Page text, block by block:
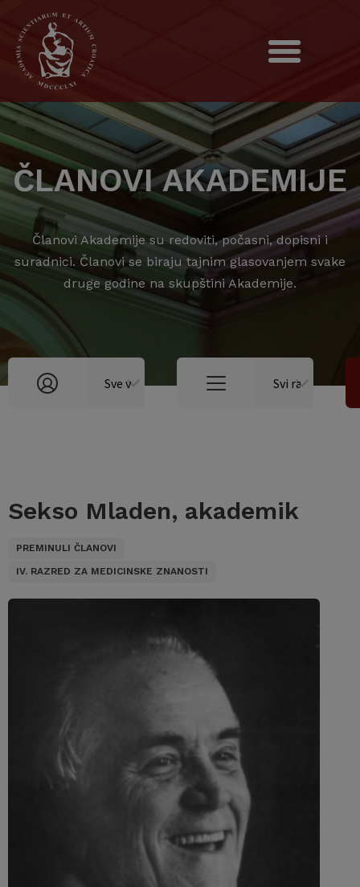
ČLANOVI AKADEMIJE
Članovi Akademije su redoviti, počasni, dopisni i
suradnici. Članovi se biraju tajnim glasovanjem svake
druge godine na skupštini Akademije.
Sekso Mladen, akademik
PREMINULI ČLANOVI
IV. RAZRED ZA MEDICINSKE ZNANOSTI